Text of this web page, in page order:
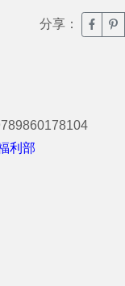
分享： 臉書
利部